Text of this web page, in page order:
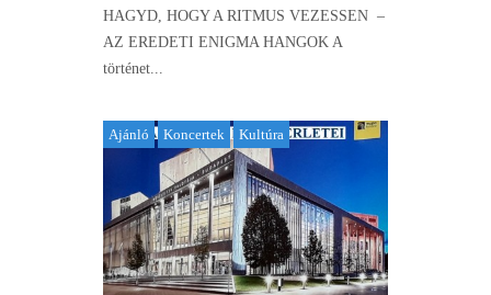
HAGYD, HOGY A RITMUS VEZESSEN –
AZ EREDETI ENIGMA HANGOK A
történet...
Ajánló Koncertek Kultúra